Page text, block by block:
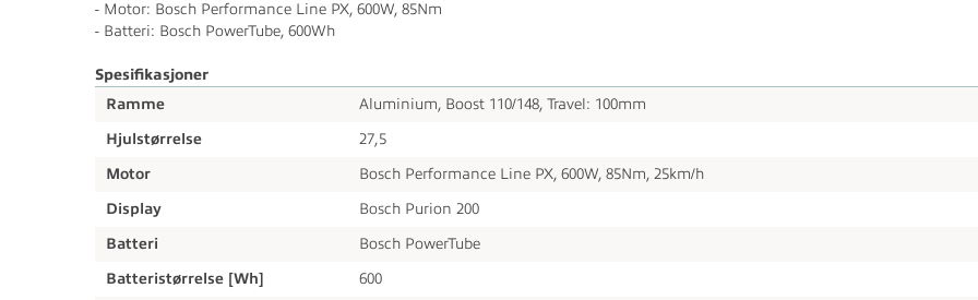
- Motor: Bosch Performance Line PX, 600W, 85Nm
- Batteri: Bosch PowerTube, 600Wh
Spesifikasjoner
Ramme
Aluminium, Boost 110/148, Travel: 100mm
Hjulstørrelse 27,5
Motor Bosch Performance Line PX, 600W, 85Nm, 25km/h
Display Bosch Purion 200
Batteri Bosch PowerTube
Batteristørrelse [Wh] 600